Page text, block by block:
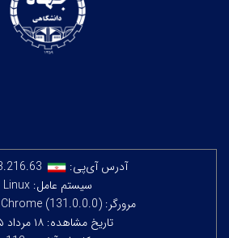
آدرس آی‌پی:
سیستم عامل: Linux
مرورگر: Google Chrome (131.0.0.0)
تاریخ مشاهده: ۱۸ مرداد ۱۴۰۵